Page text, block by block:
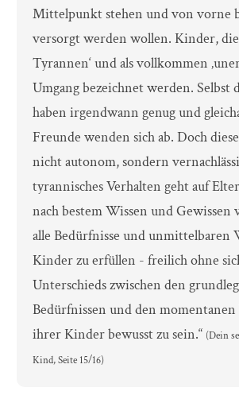
Mittelpunkt stehen und von vorne
versorgt werden wollen. Kinder, die
Tyrannen‘ und als vollkommen
Umgang bezeichnet werden. Selbst
haben irgendwann genug und
Freunde wenden sich ab. Doch
nicht autonom, sondern
tyrannisches Verhalten geht auf
nach bestem Wissen und Gewissen
alle Bedürfnisse und unmittelbaren
Kinder zu erfüllen - freilich ohne
Unterschieds zwischen den
Bedürfnissen und den
ihrer Kinder bewusst zu sein.“ (Dein
Kind, Seite 15/16)